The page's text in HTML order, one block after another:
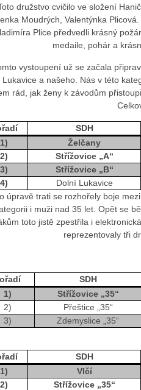
družstvo cvičilo ve složení
Moudrých, Valentýnka
Plice předvedli krásný
medaile, pohár a
vystoupení už se začala
Lukavice a našeho. Nás v této
rád, jak ženy k závodům
SDH
1)
Želčany
2)
Střížovice „A“
3)
Střížovice „B“
4)
Dolní Lukavice
úpravě trati se rozhořely boje
i muži nad 35 let. Opět se
toto jistě zpestřila i
reprezentovaly tři
SDH
1)
Střížovice „35“
2)
Přeštice „35“
3)
Zdemyslice „35“
SDH
1)
Vlčí
2)
Střížovice „35“